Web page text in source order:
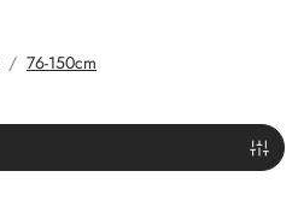
76-150cm